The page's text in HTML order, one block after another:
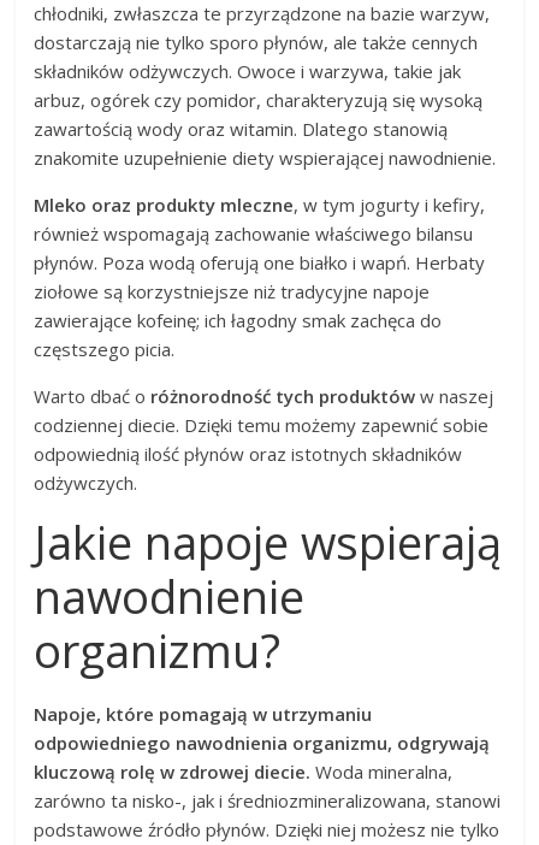
chłodniki, zwłaszcza te przyrządzone na bazie warzyw,
dostarczają nie tylko sporo płynów, ale także cennych
składników odżywczych. Owoce i warzywa, takie jak
arbuz, ogórek czy pomidor, charakteryzują się wysoką
zawartością wody oraz witamin. Dlatego stanowią
znakomite uzupełnienie diety wspierającej nawodnienie.
Mleko oraz produkty mleczne, w tym jogurty i kefiry,
również wspomagają zachowanie właściwego bilansu
płynów. Poza wodą oferują one białko i wapń. Herbaty
ziołowe są korzystniejsze niż tradycyjne napoje
zawierające kofeinę; ich łagodny smak zachęca do
częstszego picia.
Warto dbać o różnorodność tych produktów w naszej
codziennej diecie. Dzięki temu możemy zapewnić sobie
odpowiednią ilość płynów oraz istotnych składników
odżywczych.
Jakie napoje wspierają
nawodnienie
organizmu?
Napoje, które pomagają w utrzymaniu
odpowiedniego nawodnienia organizmu, odgrywają
kluczową rolę w zdrowej diecie. Woda mineralna,
zarówno ta nisko-, jak i średniozmineralizowana, stanowi
podstawowe źródło płynów. Dzięki niej możesz nie tylko